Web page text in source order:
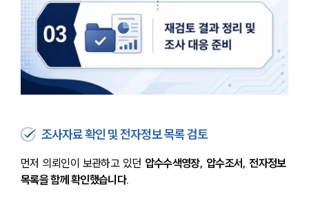
조사자료 확인 및 전자정보 목록 검토
먼저 의뢰인이 보관하고 있던 압수수색영장, 압수조서, 전자정보
목록을 함께 확인했습니다.